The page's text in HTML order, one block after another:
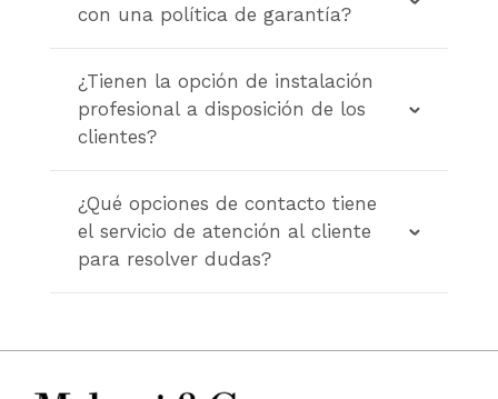
con una política de garantía?
¿Tienen la opción de instalación
profesional a disposición de los
clientes?
¿Qué opciones de contacto tiene
el servicio de atención al cliente
para resolver dudas?